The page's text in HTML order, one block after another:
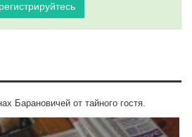
Барановичей от тайного гостя.